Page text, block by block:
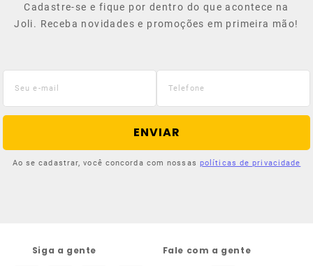
Cadastre-se e fique por dentro do que acontece na
Joli. Receba novidades e promoções em primeira mão!
ENVIAR
Ao se cadastrar, você concorda com nossas políticas de privacidade
Siga a gente Fale com a gente